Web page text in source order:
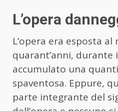
L’opera
L’opera era esposta
quarant’anni, durante
accumulato una
spaventosa. Eppure,
parte integrante del